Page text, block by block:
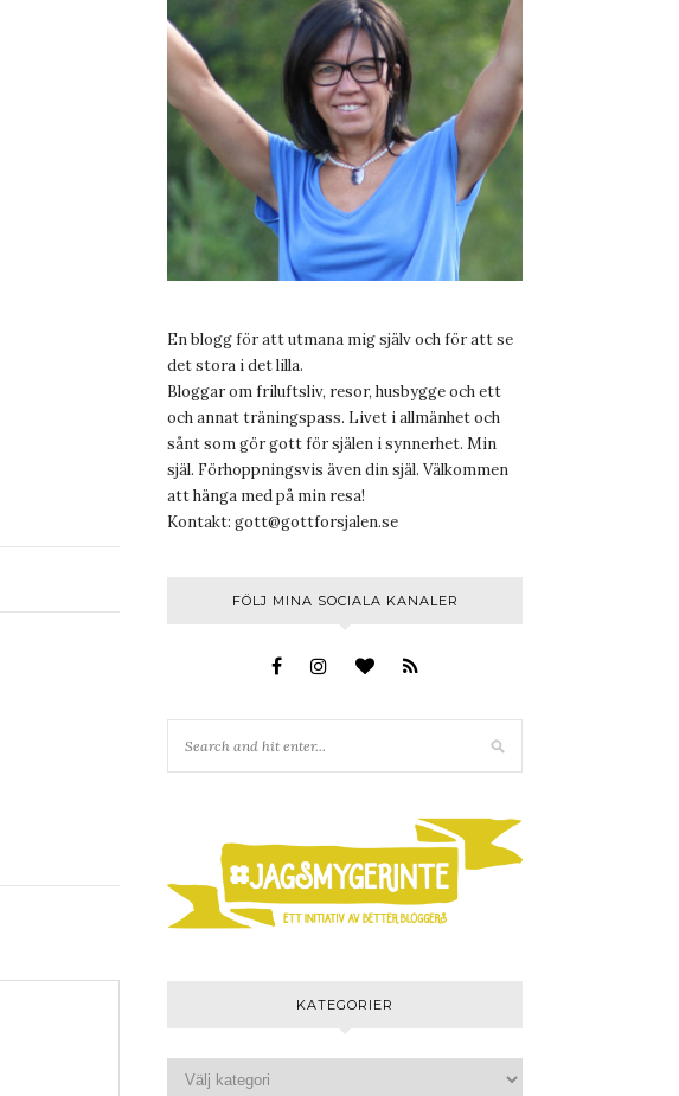
En blogg för att utmana mig själv och för att se
det stora i det lilla.
Bloggar om friluftsliv, resor, husbygge och ett
och annat träningspass. Livet i allmänhet och
sånt som gör gott för själen i synnerhet. Min
själ. Förhoppningsvis även din själ. Välkommen
att hänga med på min resa!
Kontakt: gott@gottforsjalen.se
FÖLJ MINA SOCIALA KANALER
KATEGORIER